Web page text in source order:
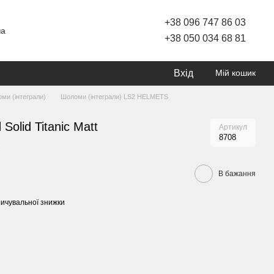
+38 096 747 86 03
+38 050 034 68 81
Вхід Мій кошик
(інтеграли)
Шоломи (інтеграли) LS2 HELMETS
Titanic Matt Артикул
8708
В бажання
знижки